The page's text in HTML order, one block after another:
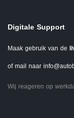
Digitale Support
Maak gebruik van de
of mail naar
Wij reageren op